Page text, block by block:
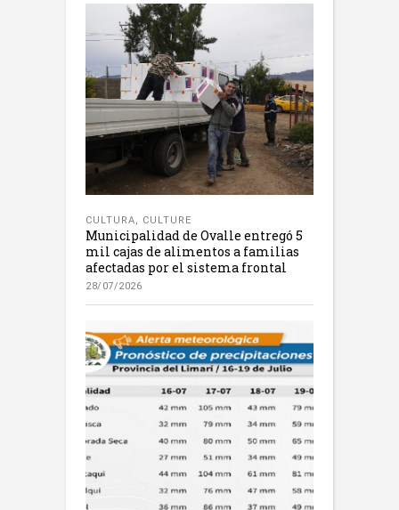
CULTURA, CULTURE
Municipalidad de Ovalle entregó 5
mil cajas de alimentos a familias
afectadas por el sistema frontal
28/07/2026